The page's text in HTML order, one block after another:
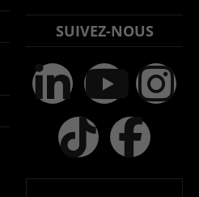
SUIVEZ-NOUS